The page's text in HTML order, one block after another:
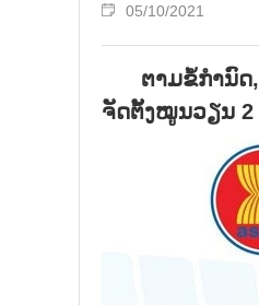
05/10/2021
ຕາມຂໍ້ກຳນົດ,
ຈັດຕັ້ງໝູນວຽນ 2